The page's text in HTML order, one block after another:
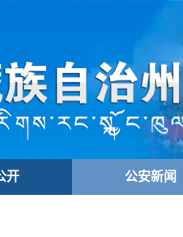
开 公安新闻